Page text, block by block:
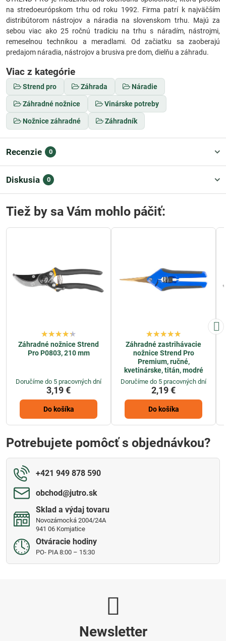
na stredoeurópskom trhu od roku 1992. Firma patrí k najväčším
distribútorom nástrojov a náradia na slovenskom trhu. Majú za
sebou viac ako 25 ročnú tradíciu na trhu s náradím, nástrojmi,
remeselnou technikou a meradlami. Od začiatku sa zaoberajú
predajom náradia, nástrojov a brusiva pre dom, dielňu a záhradu.
Viac z kategórie
Strend pro Záhrada Náradie
Záhradné nožnice Vinárske potreby
Nožnice záhradné Záhradník
Recenzie 0
Diskusia 0
Tiež by sa Vám mohlo páčiť:
Záhradné nožnice Strend
Pro P0803, 210 mm
Doručíme do 5 pracovných dní
3,19 €
Do košíka
Záhradné zastrihávacie
nožnice Strend Pro
Premium, ručné,
kvetinárske, titán, modré
Doručíme do 5 pracovných dní
2,19 €
Do košíka
Potrebujete pomôcť s objednávkou?
+421 949 878 590
obchod​@jutro​.sk
Sklad a výdaj tovaru
Novozámocká 2004/24A
941 06 Komjatice
Otváracie hodiny
PO- PIA 8:00 – 15:30
Newsletter